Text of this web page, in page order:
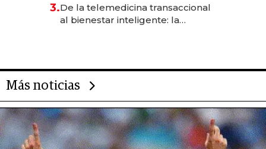
las marcas "fast premium"
3.De la telemedicina transaccional
al bienestar inteligente: la
Más noticias